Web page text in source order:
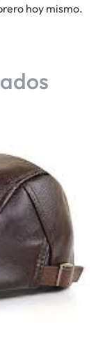
hoy mismo.